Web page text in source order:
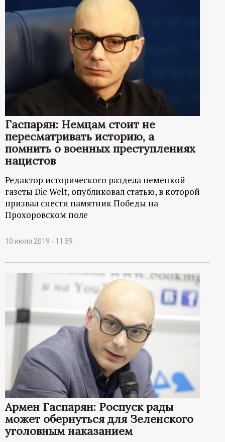
Гаспарян: Немцам стоит не
пересматривать историю, а
помнить о военных преступлениях
нацистов
Редактор исторического раздела немецкой
газеты Die Welt, опубликовал статью, в которой
призвал снести памятник Победы на
Прохоровском поле
10 июля 2019 - 11:59
Армен Гаспарян: Роспуск рады
может обернуться для Зеленского
уголовным наказанием